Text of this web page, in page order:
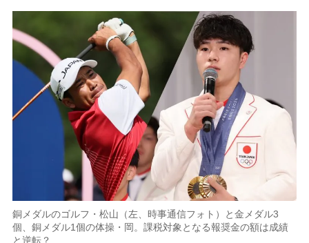
銅メダルのゴルフ・松山（左、時事通信フォト）と金メダル3
個、銅メダル1個の体操・岡。課税対象となる報奨金の額は成績
と逆転？